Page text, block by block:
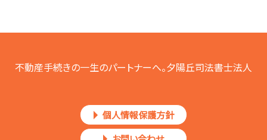
不動産手続きの一生のパートナーへ。夕陽丘司法書士法人
個人情報保護方針